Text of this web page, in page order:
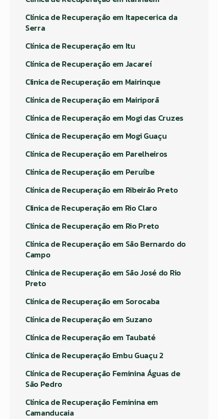
Clínica de Recuperação em Itapecerica da
Serra
Clínica de Recuperação em Itu
Clínica de Recuperação em Jacareí
Clinica de Recuperação em Mairinque
Clínica de Recuperação em Mairiporã
Clínica de Recuperação em Mogi das Cruzes
Clínica de Recuperação em Mogi Guaçu
Clínica de Recuperação em Parelheiros
Clínica de Recuperação em Peruíbe
Clínica de Recuperação em Ribeirão Preto
Clinica de Recuperação em Rio Claro
Clínica de Recuperação em Rio Preto
Clínica de Recuperação em São Bernardo do
Campo
Clínica de Recuperação em São José do Rio
Preto
Clínica de Recuperação em Sorocaba
Clínica de Recuperação em Suzano
Clínica de Recuperação em Taubaté
Clínica de Recuperação Embu Guaçu 2
Clínica de Recuperação Feminina Águas de
São Pedro
Clínica de Recuperação Feminina em
Camanducaia